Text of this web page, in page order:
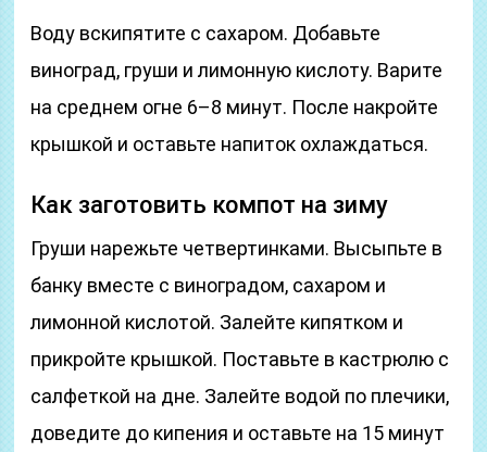
Воду вскипятите с сахаром. Добавьте
виноград, груши и лимонную кислоту. Варите
на среднем огне 6–8 минут. После накройте
крышкой и оставьте напиток охлаждаться.
Как заготовить компот на зиму
Груши нарежьте четвертинками. Высыпьте в
банку вместе с виноградом, сахаром и
лимонной кислотой. Залейте кипятком и
прикройте крышкой. Поставьте в кастрюлю с
салфеткой на дне. Залейте водой по плечики,
доведите до кипения и оставьте на 15 минут